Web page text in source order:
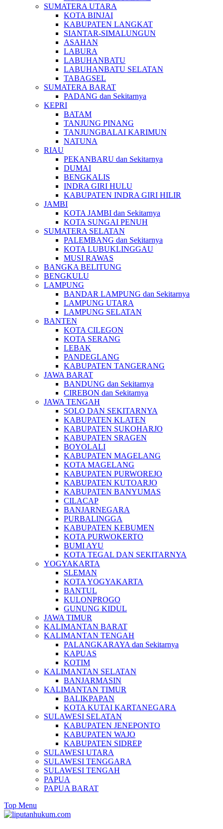
SUMATERA UTARA
KOTA BINJAI
KABUPATEN LANGKAT
SIANTAR-SIMALUNGUN
ASAHAN
LABURA
LABUHANBATU
LABUHANBATU SELATAN
TABAGSEL
SUMATERA BARAT
PADANG dan Sekitarnya
KEPRI
BATAM
TANJUNG PINANG
TANJUNGBALAI KARIMUN
NATUNA
RIAU
PEKANBARU dan Sekitarnya
DUMAI
BENGKALIS
INDRA GIRI HULU
KABUPATEN INDRA GIRI HILIR
JAMBI
KOTA JAMBI dan Sekitarnya
KOTA SUNGAI PENUH
SUMATERA SELATAN
PALEMBANG dan Sekitarnya
KOTA LUBUKLINGGAU
MUSI RAWAS
BANGKA BELITUNG
BENGKULU
LAMPUNG
BANDAR LAMPUNG dan Sekitarnya
LAMPUNG UTARA
LAMPUNG SELATAN
BANTEN
KOTA CILEGON
KOTA SERANG
LEBAK
PANDEGLANG
KABUPATEN TANGERANG
JAWA BARAT
BANDUNG dan Sekitarnya
CIREBON dan Sekitarnya
JAWA TENGAH
SOLO DAN SEKITARNYA
KABUPATEN KLATEN
KABUPATEN SUKOHARJO
KABUPATEN SRAGEN
BOYOLALI
KABUPATEN MAGELANG
KOTA MAGELANG
KABUPATEN PURWOREJO
KABUPATEN KUTOARJO
KABUPATEN BANYUMAS
CILACAP
BANJARNEGARA
PURBALINGGA
KABUPATEN KEBUMEN
KOTA PURWOKERTO
BUMI AYU
KOTA TEGAL DAN SEKITARNYA
YOGYAKARTA
SLEMAN
KOTA YOGYAKARTA
BANTUL
KULONPROGO
GUNUNG KIDUL
JAWA TIMUR
KALIMANTAN BARAT
KALIMANTAN TENGAH
PALANGKARAYA dan Sekitarnya
KAPUAS
KOTIM
KALIMANTAN SELATAN
BANJARMASIN
KALIMANTAN TIMUR
BALIKPAPAN
KOTA KUTAI KARTANEGARA
SULAWESI SELATAN
KABUPATEN JENEPONTO
KABUPATEN WAJO
KABUPATEN SIDREP
SULAWESI UTARA
SULAWESI TENGGARA
SULAWESI TENGAH
PAPUA
PAPUA BARAT
Top Menu